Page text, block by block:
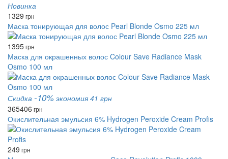
Новинка
1329 грн
Маска тонирующая для волос Pearl Blonde Osmo 225 мл
1395грн
Маска для окрашенных волос Colour Save Radiance Mask
Osmo 100 мл
Скидка -10% экономия 41 грн
365406 грн
Окислительная эмульсия 6% Hydrogen Peroxide Cream Profis
249 грн